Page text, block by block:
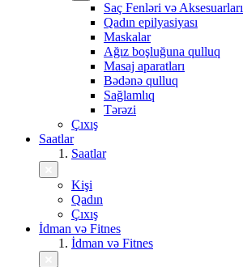
Saç Fenləri və Aksesuarları
Qadın epilyasiyası
Maskalar
Ağız boşluğuna qulluq
Masaj aparatları
Bədənə qulluq
Sağlamlıq
Tərəzi
Çıxış
Saatlar
Saatlar
Kişi
Qadın
Çıxış
İdman və Fitnes
İdman və Fitnes